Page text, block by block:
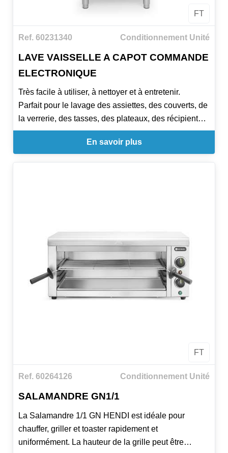
- Tuyau d'eau raccord 3” (150 cm).
FT
Ref. 60231340 Conditionnement Unité
LAVE VAISSELLE A CAPOT COMMANDE
ELECTRONIQUE
Très facile à utiliser, à nettoyer et à entretenir.
Parfait pour le lavage des assiettes, des couverts, de
la verrerie, des tasses, des plateaux, des récipients
GN 1/1
Commande électroniqueEn savoir plus
FT
Ref. 60264126 Conditionnement Unité
SALAMANDRE GN1/1
La Salamandre 1/1 GN HENDI est idéale pour
chauffer, griller et toaster rapidement et
uniformément. La hauteur de la grille peut être